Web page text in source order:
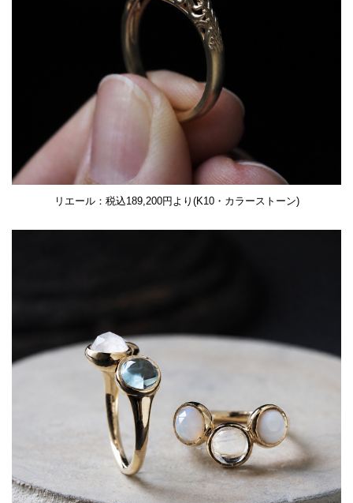
リエール：税込189,200円より(K10・カラーストーン)